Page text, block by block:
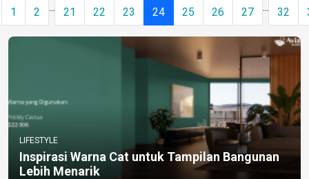
1 2 ... 21 22 23 24 25 26 27 ... 32
LIFESTYLE
Inspirasi Warna Cat untuk Tampilan Bangunan
Lebih Menarik